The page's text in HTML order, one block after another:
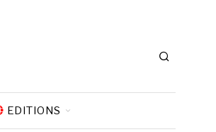
EDITIONS